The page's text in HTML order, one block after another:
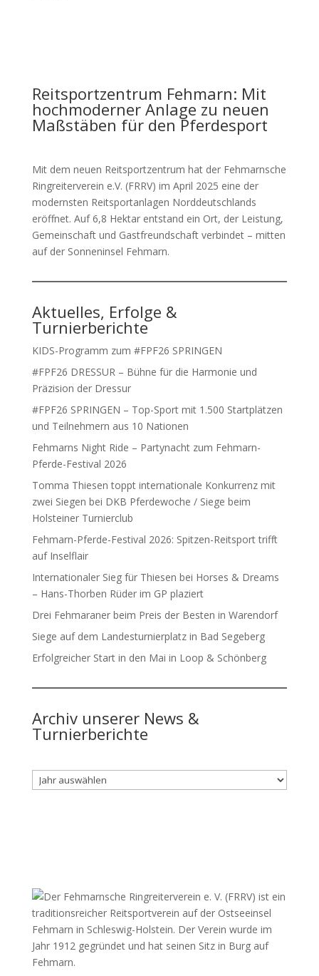
Reitsportzentrum Fehmarn: Mit
hochmoderner Anlage zu neuen
Maßstäben für den Pferdesport
Mit dem neuen Reitsportzentrum hat der Fehmarnsche
Ringreiterverein e.V. (FRRV) im April 2025 eine der
modernsten Reitsportanlagen Norddeutschlands
eröffnet. Auf 6,8 Hektar entstand ein Ort, der Leistung,
Gemeinschaft und Gastfreundschaft verbindet – mitten
auf der Sonneninsel Fehmarn.
Aktuelles, Erfolge &
Turnierberichte
KIDS-Programm zum #FPF26 SPRINGEN
#FPF26 DRESSUR – Bühne für die Harmonie und
Präzision der Dressur
#FPF26 SPRINGEN – Top-Sport mit 1.500 Startplätzen
und Teilnehmern aus 10 Nationen
Fehmarns Night Ride – Partynacht zum Fehmarn-
Pferde-Festival 2026
Tomma Thiesen toppt internationale Konkurrenz mit
zwei Siegen bei DKB Pferdewoche / Siege beim
Holsteiner Turnierclub
Fehmarn-Pferde-Festival 2026: Spitzen-Reitsport trifft
auf Inselflair
Internationaler Sieg für Thiesen bei Horses & Dreams
– Hans-Thorben Rüder im GP plaziert
Drei Fehmaraner beim Preis der Besten in Warendorf
Siege auf dem Landesturnierplatz in Bad Segeberg
Erfolgreicher Start in den Mai in Loop & Schönberg
Archiv unserer News &
Turnierberichte
Archiv